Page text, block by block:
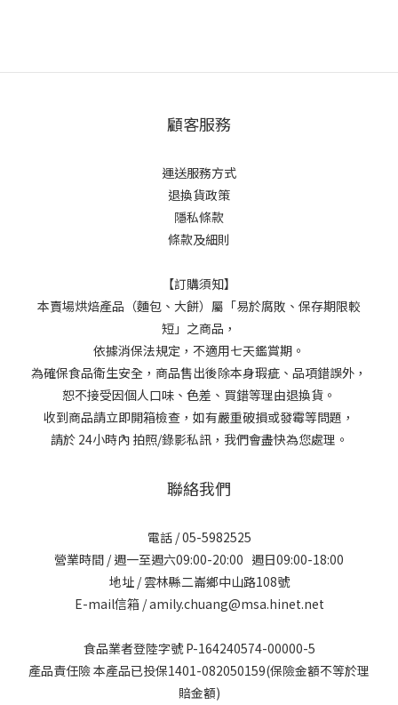
顧客服務
運送服務方式
退換貨政策
隱私條款
條款及細則
【訂購須知】
本賣場烘焙產品（麵包、大餅）屬「易於腐敗、保存期限較
短」之商品，
依據消保法規定，不適用七天鑑賞期。
為確保食品衛生安全，商品售出後除本身瑕疵、品項錯誤外，
恕不接受因個人口味、色差、買錯等理由退換貨。
收到商品請立即開箱檢查，如有嚴重破損或發霉等問題，
請於 24小時內 拍照/錄影私訊，我們會盡快為您處理。
聯絡我們
電話 / 05-5982525
營業時間 / 週一至週六09:00-20:00 週日09:00-18:00
地址 / 雲林縣二崙鄉中山路108號
E-mail信箱 / amily.chuang@msa.hinet.net
食品業者登陸字號 P-164240574-00000-5
產品責任險 本產品已投保1401-082050159(保險金額不等於理
賠金額)